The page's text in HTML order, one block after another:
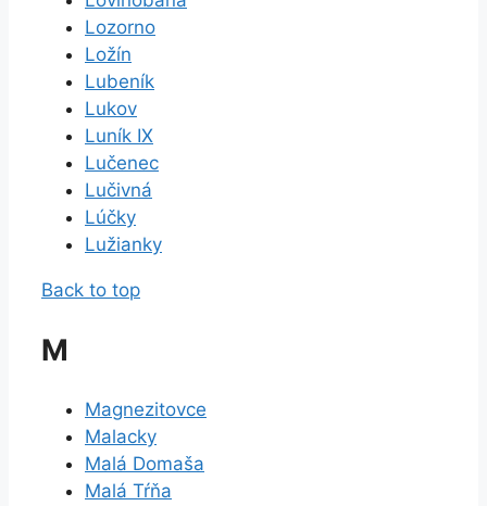
Lozorno
Ložín
Lubeník
Lukov
Luník IX
Lučenec
Lučivná
Lúčky
Lužianky
Back to top
M
Magnezitovce
Malacky
Malá Domaša
Malá Tŕňa